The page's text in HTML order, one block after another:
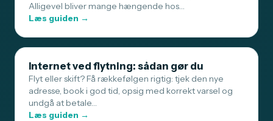
Alligevel bliver mange hængende hos…
Læs guiden →
Internet ved flytning: sådan gør du
Flyt eller skift? Få rækkefølgen rigtig: tjek den nye
adresse, book i god tid, opsig med korrekt varsel og
undgå at betale…
Læs guiden →